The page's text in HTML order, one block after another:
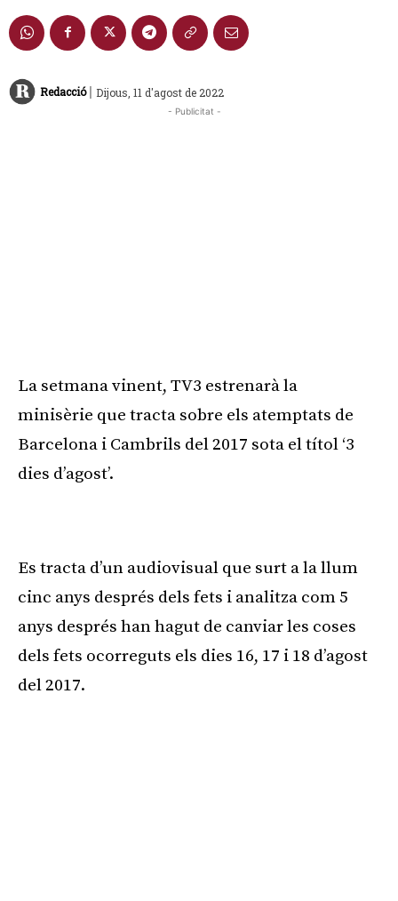
Redacció | Dijous, 11 d'agost de 2022
- Publicitat -
La setmana vinent, TV3 estrenarà la
minisèrie que tracta sobre els atemptats de
Barcelona i Cambrils del 2017 sota el títol ‘3
dies d’agost’.
Es tracta d’un audiovisual que surt a la llum
cinc anys després dels fets i analitza com 5
anys després han hagut de canviar les coses
dels fets ocorreguts els dies 16, 17 i 18 d’agost
del 2017.